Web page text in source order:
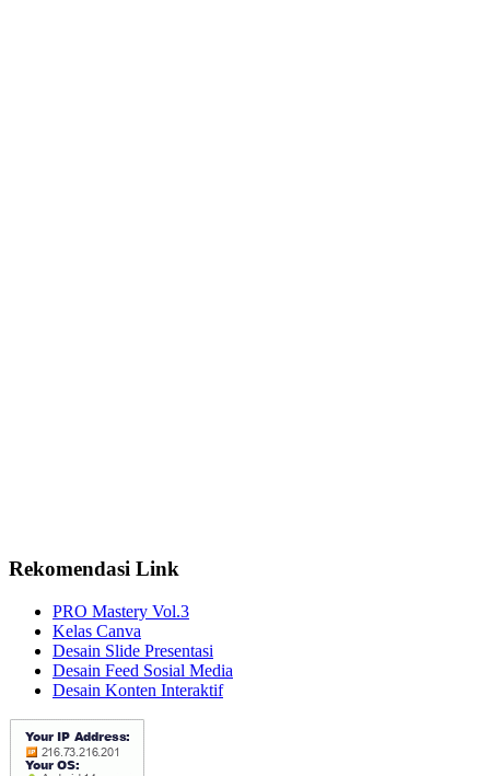
Rekomendasi Link
PRO Mastery Vol.3
Kelas Canva
Desain Slide Presentasi
Desain Feed Sosial Media
Desain Konten Interaktif